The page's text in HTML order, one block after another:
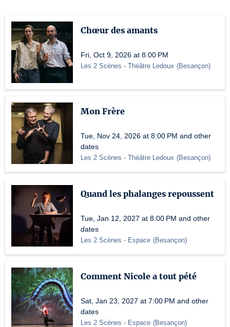
Chœur des amants
Fri, Oct 9, 2026 at 8:00 PM
Les 2 Scènes - Théâtre Ledoux (Besançon)
Mon Frère
Tue, Nov 24, 2026 at 8:00 PM and other
dates
Les 2 Scènes - Théâtre Ledoux (Besançon)
Quand les phalanges repoussent
Tue, Jan 12, 2027 at 8:00 PM and other
dates
Les 2 Scènes - Espace (Besançon)
Comment Nicole a tout pété
Sat, Jan 23, 2027 at 7:00 PM and other
dates
Les 2 Scènes - Espace (Besançon)